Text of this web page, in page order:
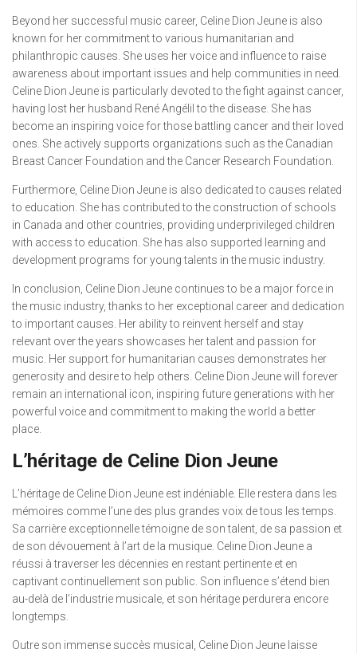
Beyond her successful music career, Celine Dion Jeune is also
known for her commitment to various humanitarian and
philanthropic causes. She uses her voice and influence to raise
awareness about important issues and help communities in need.
Celine Dion Jeune is particularly devoted to the fight against cancer,
having lost her husband René Angélil to the disease. She has
become an inspiring voice for those battling cancer and their loved
ones. She actively supports organizations such as the Canadian
Breast Cancer Foundation and the Cancer Research Foundation.
Furthermore, Celine Dion Jeune is also dedicated to causes related
to education. She has contributed to the construction of schools
in Canada and other countries, providing underprivileged children
with access to education. She has also supported learning and
development programs for young talents in the music industry.
In conclusion, Celine Dion Jeune continues to be a major force in
the music industry, thanks to her exceptional career and dedication
to important causes. Her ability to reinvent herself and stay
relevant over the years showcases her talent and passion for
music. Her support for humanitarian causes demonstrates her
generosity and desire to help others. Celine Dion Jeune will forever
remain an international icon, inspiring future generations with her
powerful voice and commitment to making the world a better
place.
L’héritage de Celine Dion Jeune
L’héritage de Celine Dion Jeune est indéniable. Elle restera dans les
mémoires comme l’une des plus grandes voix de tous les temps.
Sa carrière exceptionnelle témoigne de son talent, de sa passion et
de son dévouement à l’art de la musique. Celine Dion Jeune a
réussi à traverser les décennies en restant pertinente et en
captivant continuellement son public. Son influence s’étend bien
au-delà de l’industrie musicale, et son héritage perdurera encore
longtemps.
Outre son immense succès musical, Celine Dion Jeune laisse